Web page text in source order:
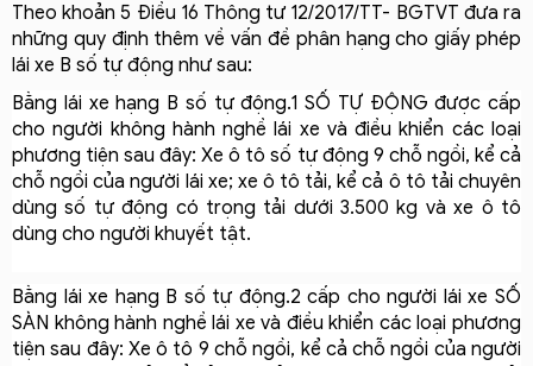
Theo khoản 5 Điều 16 Thông tư 12/2017/TT- BGTVT đưa ra
những quy định thêm về vấn đề phân hạng cho giấy phép
lái xe B số tự động như sau:
Bằng lái xe hạng B số tự động.1 SỐ TỰ ĐỘNG được cấp
cho người không hành nghề lái xe và điều khiển các loại
phương tiện sau đây: Xe ô tô số tự động 9 chỗ ngồi, kể cả
chỗ ngồi của người lái xe; xe ô tô tải, kể cả ô tô tải chuyên
dùng số tự động có trọng tải dưới 3.500 kg và xe ô tô
dùng cho người khuyết tật.
Bằng lái xe hạng B số tự động.2 cấp cho người lái xe SỐ
SÀN không hành nghề lái xe và điều khiển các loại phương
tiện sau đây: Xe ô tô 9 chỗ ngồi, kể cả chỗ ngồi của người